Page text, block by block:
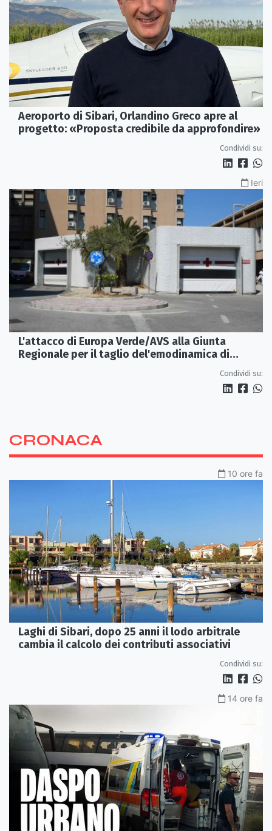
Aeroporto di Sibari, Orlandino Greco apre al
progetto: «Proposta credibile da approfondire»
Condividi su:
Ieri
L'attacco di Europa Verde/AVS alla Giunta
Regionale per il taglio del'emodinamica di
Condividi su:
CRONACA
10 ore fa
Laghi di Sibari, dopo 25 anni il lodo arbitrale
cambia il calcolo dei contributi associativi
Condividi su:
14 ore fa